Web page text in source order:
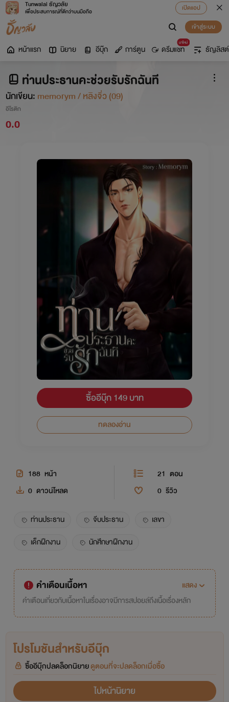
Tunwalai ธัญวลัย
เพื่อประสบการณ์ที่ดีกว่าบนมือถือ
เปิดแอป
เข้าสู่ระบบ
หน้าแรก นิยาย อีบุ๊ก การ์ตูน
มาใหม่
ดรีมแชท ธัญลิสต์
ท่านประธานคะช่วยรับรักฉันที
นักเขียน: memorym / หลิงจิ่ว (09)
อีโรติก
0.0
ซื้ออีบุ๊ก 149 บาท
ทดลองอ่าน
188 หน้า 21 ตอน
0 ดาวน์โหลด 0 รีวิว
ท่านประธาน จีบประธาน
เลขา
เด็กฝึกงาน
นักศึกษาฝึกงาน
คำเตือนเนื้อหา
แสดง
คำเตือนเกี่ยวกับเนื้อหาในเรื่องอาจมีการสปอยล์ถึงเนื้อเรื่องหลัก
โปรโมชันสำหรับอีบุ๊ก
ซื้ออีบุ๊กปลดล็อกนิยายดูตอนที่จะปลดล็อกเมื่อซื้อ
ไปหน้านิยาย